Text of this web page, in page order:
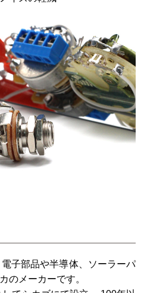
子部品や半導体、ソーラーパ
のメーカーです。